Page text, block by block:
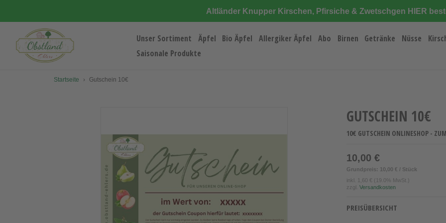
Altländer Knupper Kirschen, Pfirsiche & Zwetschgen HIER
Unser Sortiment Äpfel Bio Äpfel Allergiker Äpfel Abo Birnen Getränke Nüsse
Saisonale Produkte
Startseite › Gutschein 10€
GUTSCHEIN 10€
10€ GUTSCHEIN ONLINESHOP -
10,00 €
Grundpreis: 10,00 € / Stück
inkl. 1,60 € (19.0% MwSt.)
zzgl. Versandkosten
PREISÜBERSICHT